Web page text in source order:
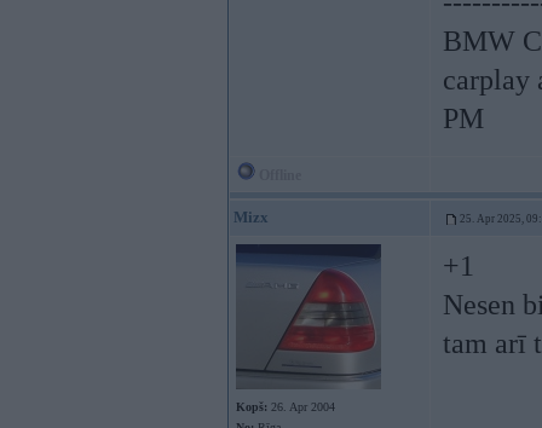
BMW
carplay
PM
Mizx 25. Apr 2025,
Kopš: 26. Apr 2004
+1
Nesen
tam arī